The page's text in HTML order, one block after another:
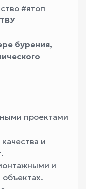
#ятоп
бурения,
проектами
и
и
объектах.